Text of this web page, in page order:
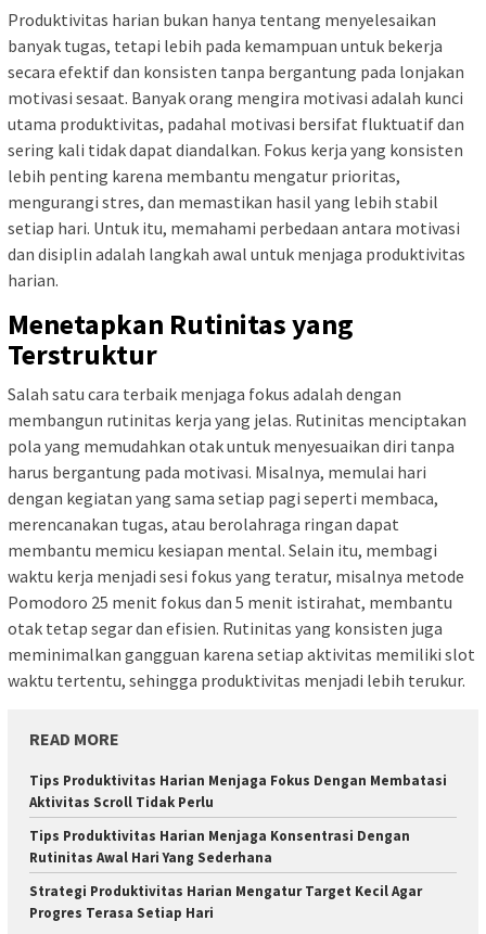
Produktivitas harian bukan hanya tentang menyelesaikan
banyak tugas, tetapi lebih pada kemampuan untuk bekerja
secara efektif dan konsisten tanpa bergantung pada lonjakan
motivasi sesaat. Banyak orang mengira motivasi adalah kunci
utama produktivitas, padahal motivasi bersifat fluktuatif dan
sering kali tidak dapat diandalkan. Fokus kerja yang konsisten
lebih penting karena membantu mengatur prioritas,
mengurangi stres, dan memastikan hasil yang lebih stabil
setiap hari. Untuk itu, memahami perbedaan antara motivasi
dan disiplin adalah langkah awal untuk menjaga produktivitas
harian.
Menetapkan Rutinitas yang
Terstruktur
Salah satu cara terbaik menjaga fokus adalah dengan
membangun rutinitas kerja yang jelas. Rutinitas menciptakan
pola yang memudahkan otak untuk menyesuaikan diri tanpa
harus bergantung pada motivasi. Misalnya, memulai hari
dengan kegiatan yang sama setiap pagi seperti membaca,
merencanakan tugas, atau berolahraga ringan dapat
membantu memicu kesiapan mental. Selain itu, membagi
waktu kerja menjadi sesi fokus yang teratur, misalnya metode
Pomodoro 25 menit fokus dan 5 menit istirahat, membantu
otak tetap segar dan efisien. Rutinitas yang konsisten juga
meminimalkan gangguan karena setiap aktivitas memiliki slot
waktu tertentu, sehingga produktivitas menjadi lebih terukur.
READ MORE
Tips Produktivitas Harian Menjaga Fokus Dengan Membatasi
Aktivitas Scroll Tidak Perlu
Tips Produktivitas Harian Menjaga Konsentrasi Dengan
Rutinitas Awal Hari Yang Sederhana
Strategi Produktivitas Harian Mengatur Target Kecil Agar
Progres Terasa Setiap Hari